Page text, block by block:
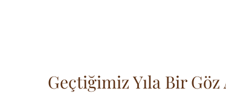
Geçtiğimiz Yıla Bir Göz